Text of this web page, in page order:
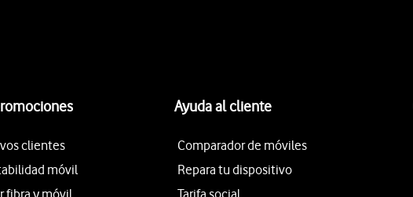
clientes
móvil
fibra y móvil
Ayuda al cliente
Comparador de móviles
Repara tu dispositivo
Tarifa social